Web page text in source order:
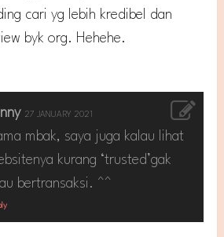
cari yg lebih kredibel dan
byk org. Hehehe.
27 JANUARY 2021
mbak, saya juga kalau lihat
kurang ‘trusted’gak
bertransaksi. ^^